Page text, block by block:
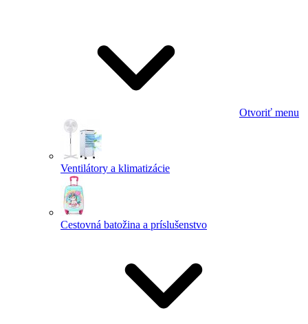
Otvoriť menu
Ventilátory a klimatizácie
Cestovná batožina a príslušenstvo